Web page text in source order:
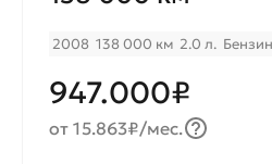
2008 138 000 км 2.0 л. Бензин
947.000₽
от 15.863₽/мес.